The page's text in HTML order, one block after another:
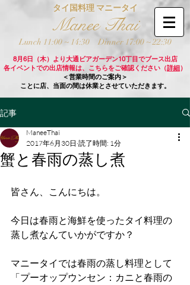
タイ国料理 マニータイ
Manee Thai
Lunch 11:00 ~ 14:30 Dinner 17:00 ~ 22:30
8月6日（木）より大通ビアガーデン10丁目でブース出店
各イベントでの出店情報は、こちらをご確認ください（詳細）
＜営業時間のご案内＞
ことに店、当面の間は休業とさせていただきます。
記事
蟹と春雨の蒸し煮
ManeeThai
2017年6月30日 読了時間: 1分
皆さん、こんにちは。
今日は春雨と海鮮を使ったタイ料理の
蒸し煮なんていかがですか？
マニータイでは春雨の蒸し料理として
「プーオップウンセン：カニと春雨の